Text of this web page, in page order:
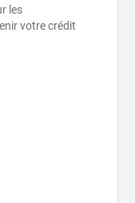
les
votre crédit